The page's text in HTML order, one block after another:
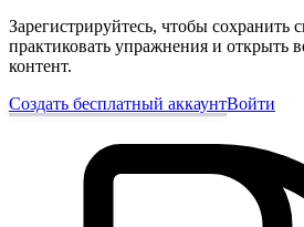
Зарегистрируйтесь, чтобы сохранить
практиковать упражнения и открыть
контент.
Создать бесплатный аккаунтВойти